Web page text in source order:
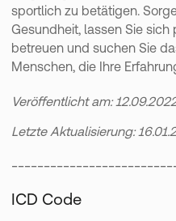
sportlich zu betätigen.
Gesundheit, lassen Sie
betreuen und suchen Sie
Menschen, die Ihre
Veröffentlicht am:
Letzte Aktualisierung:
ICD Code